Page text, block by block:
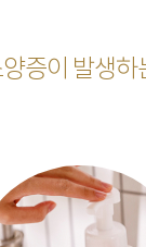
증이 발생하